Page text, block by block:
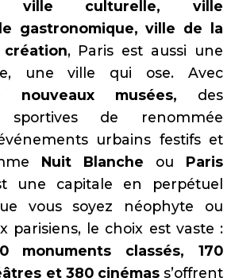
ville culturelle, ville
gastronomique, ville de la
, Paris est aussi une
une ville qui ose. Avec
nouveaux musées, des
sportives de renommée
urbains festifs et
Nuit Blanche ou Paris
une capitale en perpétuel
vous soyez néophyte ou
parisiens, le choix est vaste :
monuments classés, 170
et 380 cinémass’offrent